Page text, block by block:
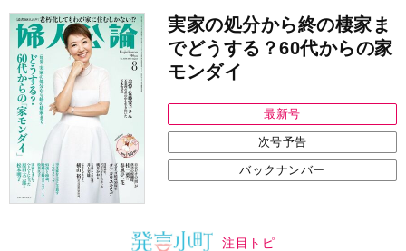
実家の処分から終の棲家ま
でどうする？60代からの家
モンダイ
最新号
次号予告
バックナンバー
注目トピ